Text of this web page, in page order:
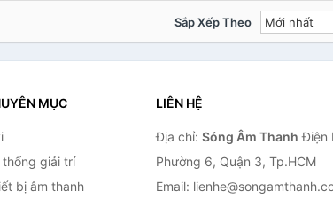
Sắp Xếp Theo
MỤC
thống giải trí
bị âm thanh
LIÊN HỆ
Địa chỉ: Sóng Âm Thanh Điện
Phường 6, Quận 3, Tp.HCM
Email: